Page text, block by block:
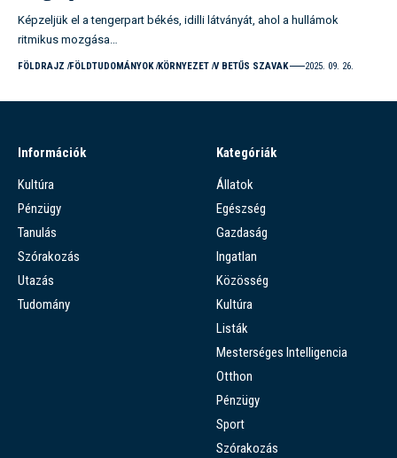
Képzeljük el a tengerpart békés, idilli látványát, ahol a hullámok
ritmikus mozgása…
FÖLDRAJZ FÖLDTUDOMÁNYOK KÖRNYEZET V BETŰS SZAVAK 2025. 09. 26.
Információk
Kultúra
Pénzügy
Tanulás
Szórakozás
Utazás
Tudomány
Kategóriák
Állatok
Egészség
Gazdaság
Ingatlan
Közösség
Kultúra
Listák
Mesterséges Intelligencia
Otthon
Pénzügy
Sport
Szórakozás